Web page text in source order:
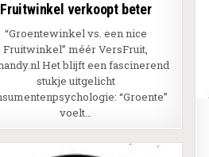
Fruitwinkel verkoopt beter
“Groentewinkel vs. een nice
Fruitwinkel” méér VersFruit,
Het blijft een fascinerend
stukje uitgelicht
“Groente”
voelt…